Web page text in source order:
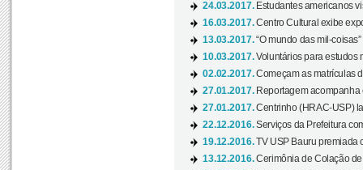
24.03.2017. Estudantes americanos
16.03.2017.Centro Cultural exibe
13.03.2017.“O mundo das mil-
10.03.2017.Voluntários para estudos
02.02.2017.Começam as matrículas
27.01.2017. Reportagem
27.01.2017.Centrinho (HRAC-USP)
22.12.2016.Serviços da Prefeitura
19.12.2016.TV USP Bauru premiada
13.12.2016.Cerimônia de Colação